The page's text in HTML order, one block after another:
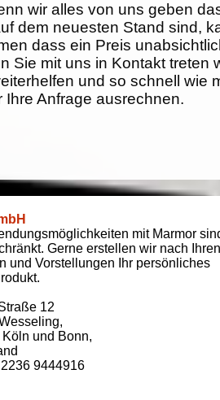
wir alles von uns geben
dem neuesten Stand sind,
dass ein Preis
Sie mit uns in Kontakt treten
und so schnell wie
Ihre Anfrage ausrechnen.
mit Marmor
Gerne erstellen wir nach Ihren
und Vorstellungen Ihr persönliches
12
,
Köln und Bonn,
9444916